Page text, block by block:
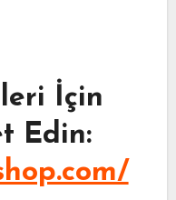
İçin
Edin: